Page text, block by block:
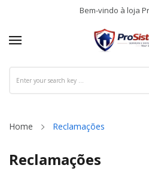
Bem-vindo à loja
Home Reclamações
Reclamações